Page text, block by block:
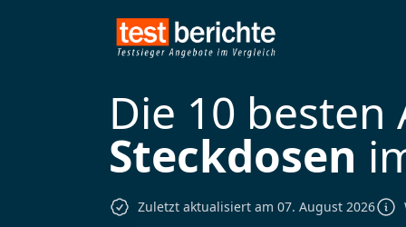
Die 10
Steckdosen
Zuletzt aktualisiert am 07. August 2026